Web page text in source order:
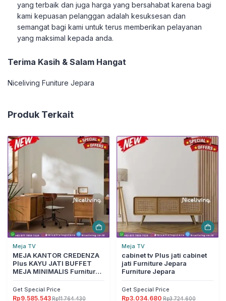
yang terbaik dan juga harga yang bersahabat karena bagi
kami kepuasan pelanggan adalah kesuksesan dan
semangat bagi kami untuk terus memberikan pelayanan
yang maksimal kepada anda.
Terima Kasih & Salam Hangat
Niceliving Funiture Jepara
Produk Terkait
Meja TV
MEJA KANTOR CREDENZA
Plus KAYU JATI BUFFET
MEJA MINIMALIS Furniture
Get Special Price
Rp11.764.430
Rp9.585.543
Meja TV
cabinet tv Plus jati cabinet
jati Furniture Jepara
Furniture Jepara
Get Special Price
Rp3.724.600
Rp3.034.680